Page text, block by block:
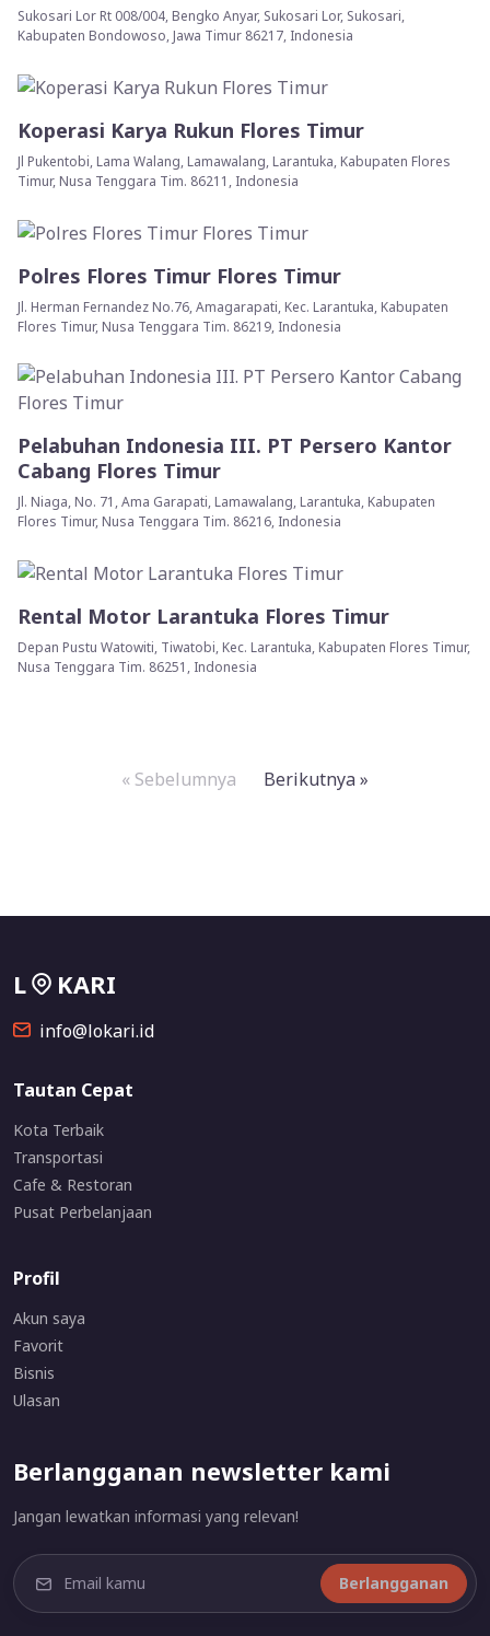
Sukosari Lor Rt 008/004, Bengko Anyar, Sukosari Lor, Sukosari,
Kabupaten Bondowoso, Jawa Timur 86217, Indonesia
Koperasi Karya Rukun Flores Timur
Jl Pukentobi, Lama Walang, Lamawalang, Larantuka, Kabupaten Flores
Timur, Nusa Tenggara Tim. 86211, Indonesia
Polres Flores Timur Flores Timur
Jl. Herman Fernandez No.76, Amagarapati, Kec. Larantuka, Kabupaten
Flores Timur, Nusa Tenggara Tim. 86219, Indonesia
Pelabuhan Indonesia III. PT Persero Kantor
Cabang Flores Timur
Jl. Niaga, No. 71, Ama Garapati, Lamawalang, Larantuka, Kabupaten
Flores Timur, Nusa Tenggara Tim. 86216, Indonesia
Rental Motor Larantuka Flores Timur
Depan Pustu Watowiti, Tiwatobi, Kec. Larantuka, Kabupaten Flores Timur,
Nusa Tenggara Tim. 86251, Indonesia
« Sebelumnya Berikutnya »
L KARI
info@lokari.id
Tautan Cepat
Kota Terbaik
Transportasi
Cafe & Restoran
Pusat Perbelanjaan
Profil
Akun saya
Favorit
Bisnis
Ulasan
Berlangganan newsletter kami
Jangan lewatkan informasi yang relevan!
Berlangganan